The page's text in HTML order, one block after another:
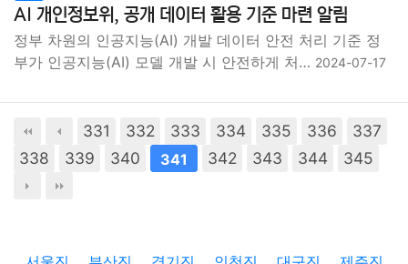
AI 개인정보위, 공개 데이터 활용 기준 마련 알림
정부 차원의 인공지능(AI) 개발 데이터 안전 처리 기준 정
부가 인공지능(AI) 모델 개발 시 안전하게 처… 2024-07-17
331 332 333 334 335 336
337
338
339 340 341 342 343 344 345